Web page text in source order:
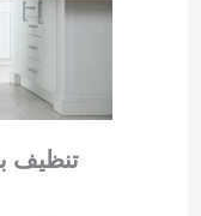
تنظيف